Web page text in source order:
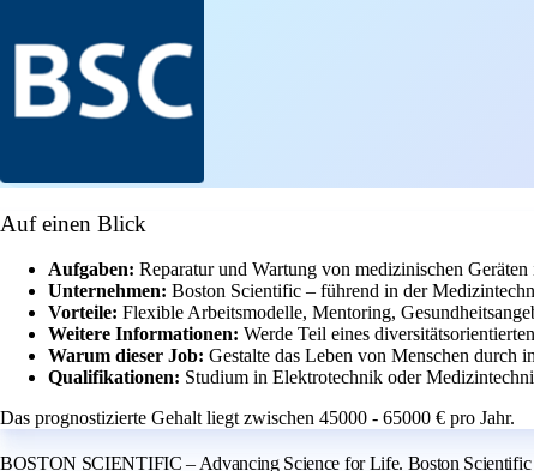
Auf einen Blick
Aufgaben: Reparatur und Wartung von medizinischen
Unternehmen: Boston Scientific – führend in der
Vorteile: Flexible Arbeitsmodelle, Mentoring,
Weitere Informationen: Werde Teil eines
Warum dieser Job: Gestalte das Leben von Menschen durch
Qualifikationen: Studium in Elektrotechnik oder
Das prognostizierte Gehalt liegt zwischen 45000 - 65000 € pro Jahr.
BOSTON SCIENTIFIC – Advancing Science for Life. Boston Scientific